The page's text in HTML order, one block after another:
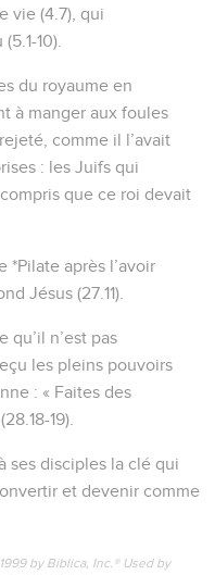
vie (4.7), qui
10).
du royaume en
à manger aux foules
comme il l’avait
: les Juifs qui
que ce roi devait
*Pilate après l’avoir
Jésus (27.11).
qu’il n’est pas
les pleins pouvoirs
: « Faites des
19).
ses disciples la clé qui
et devenir comme
by Biblica, Inc.® Used by